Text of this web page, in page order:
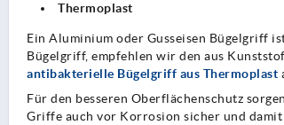
Thermoplast
Ein Aluminium oder Gusseisen Bügelgriff
Bügelgriff, empfehlen wir den aus
antibakterielle Bügelgriff aus Thermoplast
Für den besseren Oberflächenschutz
Griffe auch vor Korrosion sicher und damit